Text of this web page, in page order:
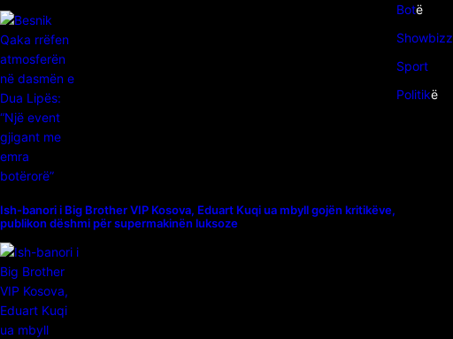
Ish-banori i Big Brother VIP Kosova, Eduart Kuqi ua mbyll gojën kritikëve,
publikon dëshmi për supermakinën luksoze
Botë
Showbizz
Sport
Politikë